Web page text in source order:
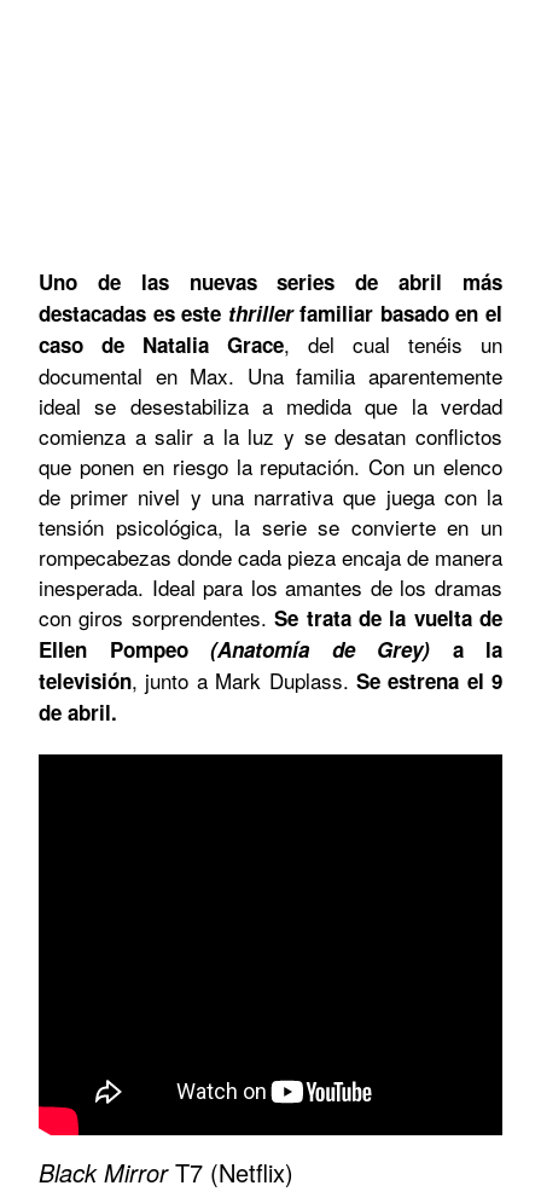
Uno de las nuevas series de abril más
destacadas es este thrillerfamiliar basado en el
caso de Natalia Grace, del cual tenéis un
documental en Max. Una familia aparentemente
ideal se desestabiliza a medida que la verdad
comienza a salir a la luz y se desatan conflictos
que ponen en riesgo la reputación. Con un elenco
de primer nivel y una narrativa que juega con la
tensión psicológica, la serie se convierte en un
rompecabezas donde cada pieza encaja de manera
inesperada. Ideal para los amantes de los dramas
con giros sorprendentes.Se trata de la vuelta de
Ellen Pompeo (Anatomía de Grey) a la
televisión, junto a Mark Duplass. Se estrena el 9
de abril.
Black MirrorT7 (Netflix)